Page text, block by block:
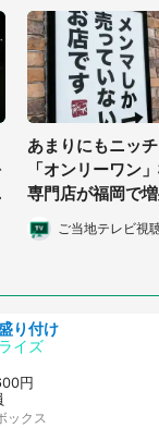
あまりにもニッ
「オンリーワン
専門店が福岡で
ご当地テレビ視
り付け
イズ
円
ックス